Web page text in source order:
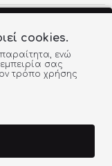
ΚΑΛΑΘΙ
cookies.
ενώ
σας
τρόπο χρήσης